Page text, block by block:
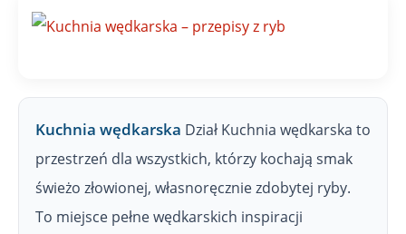
Kuchnia wędkarska Dział Kuchnia wędkarska to
przestrzeń dla wszystkich, którzy kochają smak
świeżo złowionej, własnoręcznie zdobytej ryby.
To miejsce pełne wędkarskich inspiracji